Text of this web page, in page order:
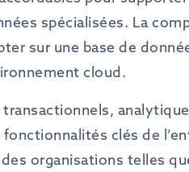
spécialisées. La
sur une base de
cloud.
clés de
organisations telles